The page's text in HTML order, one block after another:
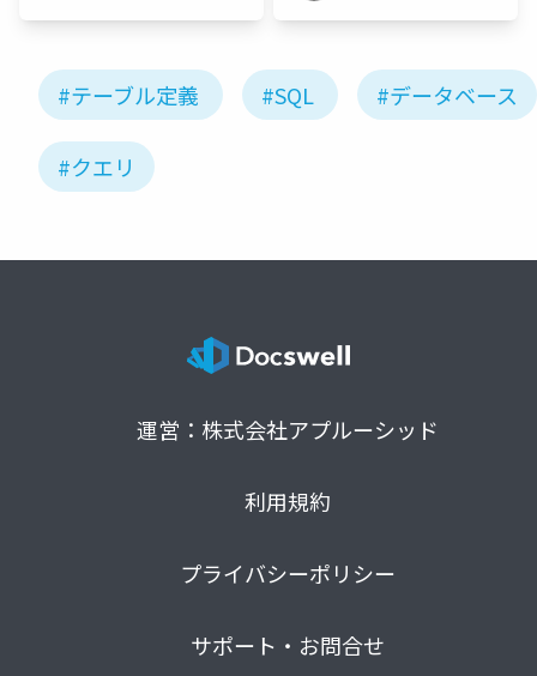
#テーブル定義 #SQL #データベース
#クエリ
運営：株式会社アプルーシッド
利用規約
プライバシーポリシー
サポート・お問合せ